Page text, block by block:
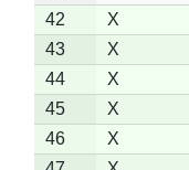
42
X
43
X
44
X
45
X
46
X